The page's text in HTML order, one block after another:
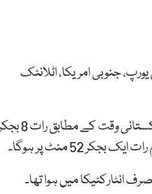
جنوبی امریکا، اٹلانٹک
میڈیا رپورٹس کے مطابق محکمہ موسمیات کا کہنا ہے کہ سورج گرہن کا آغاز